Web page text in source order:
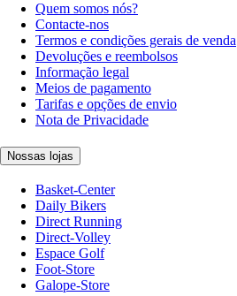
Quem somos nós?
Contacte-nos
Termos e condições gerais de venda
Devoluções e reembolsos
Informação legal
Meios de pagamento
Tarifas e opções de envio
Nota de Privacidade
Nossas lojas
Basket-Center
Daily Bikers
Direct Running
Direct-Volley
Espace Golf
Foot-Store
Galope-Store